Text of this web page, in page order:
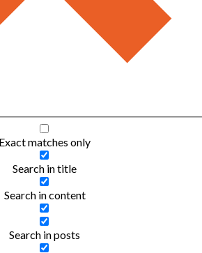
Exact matches only
Search in title
Search in content
Search in posts